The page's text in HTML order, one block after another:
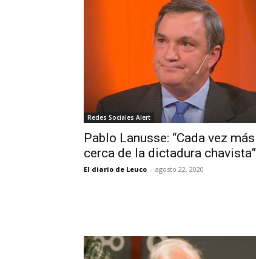
Redes Sociales Alert
Pablo Lanusse: “Cada vez más
cerca de la dictadura chavista”
El diario de Leuco - agosto 22, 2020